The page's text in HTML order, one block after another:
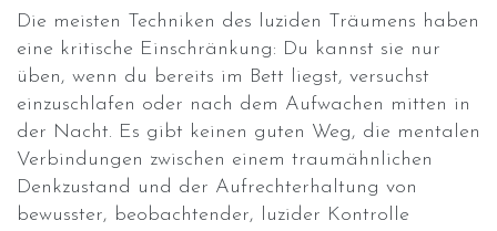
Die meisten Techniken des luziden Träumens haben
eine kritische Einschränkung: Du kannst sie nur
üben, wenn du bereits im Bett liegst, versuchst
einzuschlafen oder nach dem Aufwachen mitten in
der Nacht. Es gibt keinen guten Weg, die mentalen
Verbindungen zwischen einem traumähnlichen
Denkzustand und der Aufrechterhaltung von
bewusster, beobachtender, luzider Kontrolle